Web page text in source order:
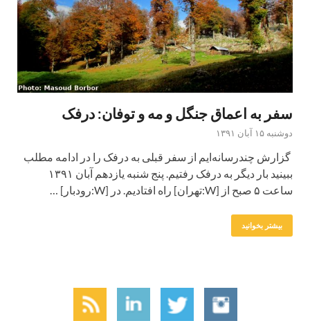
سفر به اعماق جنگل و مه و توفان: درفک
دوشنبه ۱۵ آبان ۱۳۹۱
گزارش چندرسانه‌ایم از سفر قبلی به درفک را در ادامه مطلب
ببینید بار دیگر به درفک رفتیم. پنج شنبه یازدهم آبان ۱۳۹۱
ساعت ۵ صبح از [W:تهران] راه افتادیم. در [W:رودبار] …
بیشتر بخوانید